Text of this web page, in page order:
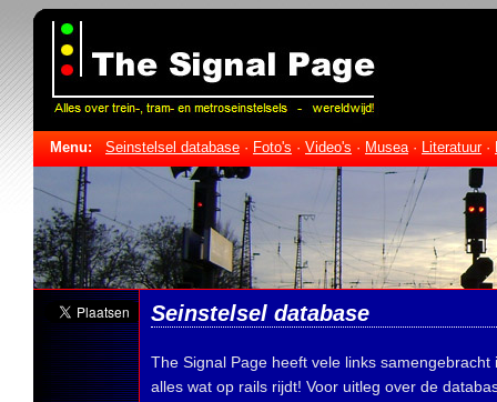
Menu: Seinstelsel database · Foto's · Video's · Musea· Literatuur·
Seinstelsel database
The Signal Page heeft vele links
alles wat op rails rijdt! Voor uitleg over de